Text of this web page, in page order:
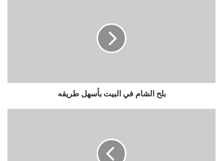
بلح الشام في البيت بأسهل طريقه